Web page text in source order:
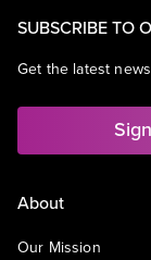
SUBSCRIBE TO
Get the latest
About
Our Mission